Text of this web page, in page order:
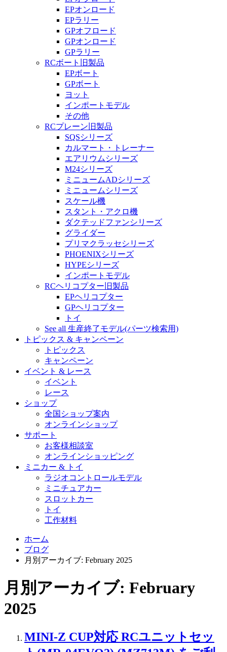
EPオンロード
EPラリー
GPオフロード
GPオンロード
GPラリー
RCボート旧製品
EPボート
GPボート
ヨット
インポートモデル
その他
RCプレーン旧製品
SQSシリーズ
カルマート・トレーナー
エアリウムシリーズ
M24シリーズ
ミニュームADシリーズ
ミニュームシリーズ
スケール機
スタント・アクロ機
ダクテッドファンシリーズ
グライダー
プリマクラッセシリーズ
PHOENIXシリーズ
HYPEシリーズ
インポートモデル
RCヘリコプター旧製品
EPヘリコプター
GPヘリコプター
トイ
See all 生産終了モデル(パーツ検索用)
トピックス & キャンペーン
トピックス
キャンペーン
イベント & レース
イベント
レース
ショップ
全国ショップ案内
オンラインショップ
サポート
お客様相談室
オンラインショッピング
ミニカー & トイ
ラジオコントロールモデル
ミニチュアカー
スロットカー
トイ
工作材料
ホーム
ブログ
月別アーカイブ: February 2025
月別アーカイブ: February
2025
MINI-Z CUP対応 RCユニットセッ